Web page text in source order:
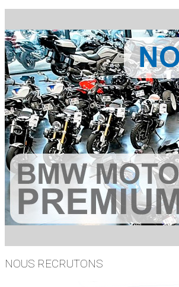
NOUS RECRUTONS